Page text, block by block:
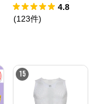
フレッシング PF
4.8
(123件)
15